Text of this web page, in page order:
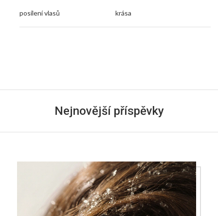
posílení vlasů krása
Nejnovější příspěvky